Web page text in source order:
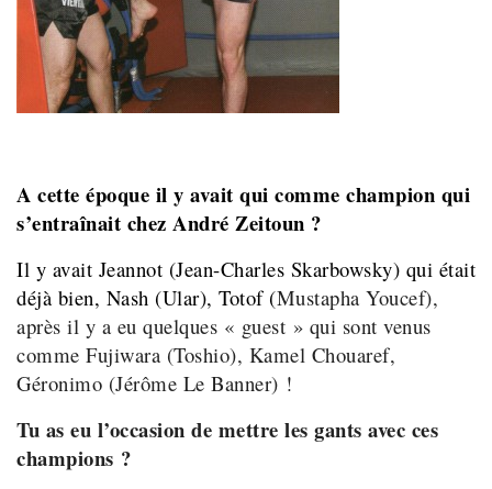
A cette époque il y avait qui comme champion qui
s’entraînait chez André Zeitoun ?
Il y avait Jeannot (Jean-Charles Skarbowsky) qui était
déjà bien, Nash (Ular), Totof (Mustapha Youcef),
après il y a eu quelques « guest » qui sont venus
comme Fujiwara (Toshio), Kamel Chouaref,
Géronimo (Jérôme Le Banner) !
Tu as eu l’occasion de mettre les gants avec ces
champions ?